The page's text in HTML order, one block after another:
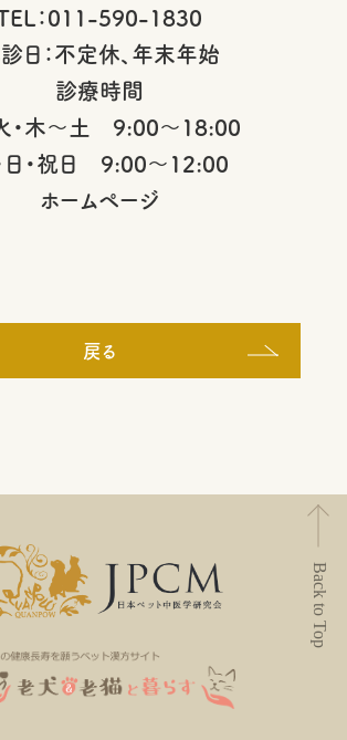
：011-590-1830
日：不定休、年末年始
診療時間
・木～土 9:00～18:00
日・祝日 9:00～12:00
ホームページ
戻る
Back to Top